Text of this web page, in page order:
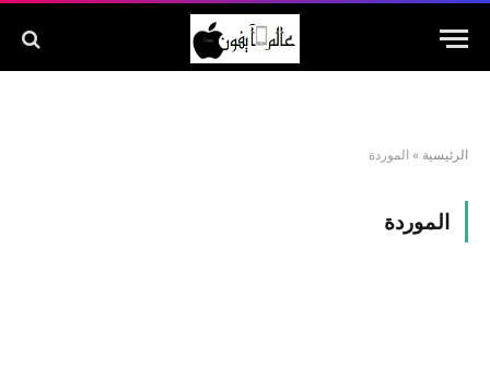
الرئيسية » الموردة
الموردة